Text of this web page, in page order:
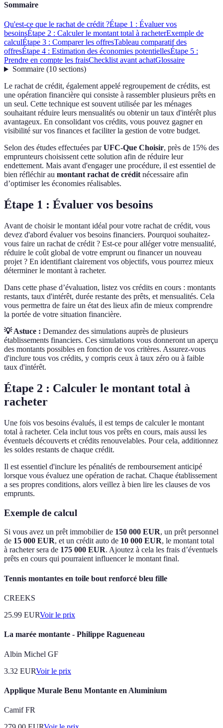
Sommaire
Qu'est-ce que le rachat de crédit ?Étape 1 : Évaluer vos
besoinsÉtape 2 : Calculer le montant total à racheterExemple de
calculÉtape 3 : Comparer les offresTableau comparatif des
offresÉtape 4 : Estimation des économies potentiellesÉtape 5 :
Prendre en compte les fraisChecklist avant achatGlossaire
Sommaire(10 sections)
Le rachat de crédit, également appelé regroupement de crédits, est
une opération financière qui consiste à rassembler plusieurs prêts en
un seul. Cette technique est souvent utilisée par les ménages
souhaitant réduire leurs mensualités ou obtenir un taux d'intérêt plus
avantageux. En consolidant vos crédits, vous pouvez gagner en
visibilité sur vos finances et faciliter la gestion de votre budget.
Selon des études effectuées parUFC-Que Choisir, près de 15% des
emprunteurs choisissent cette solution afin de réduire leur
endettement. Mais avant d'engager une procédure, il est essentiel de
bien réfléchir au montant rachat de créditnécessaire afin
d’optimiser les économies réalisables.
Étape 1 : Évaluer vos besoins
Avant de choisir le montant idéal pour votre rachat de crédit, vous
devez d'abord évaluer vos besoins financiers. Pourquoi souhaitez-
vous faire un rachat de crédit ? Est-ce pour alléger votre mensualité,
réduire le coût global de votre emprunt ou financer un nouveau
projet ? En identifiant clairement vos objectifs, vous pourrez mieux
déterminer le montant à racheter.
Dans cette phase d’évaluation, listez vos crédits en cours : montants
restants, taux d'intérêt, durée restante des prêts, et mensualités. Cela
vous permettra de faire un état des lieux afin de mieux comprendre
la portée de votre situation financière.
💡 Astuce : Demandez des simulations auprès de plusieurs
établissements financiers. Ces simulations vous donneront un aperçu
des montants possibles en fonction de vos critères. Assurez-vous
d'inclure tous vos crédits, y compris ceux à taux zéro ou à faible
taux d'intérêt.
Étape 2 : Calculer le montant total à
racheter
Une fois vos besoins évalués, il est temps de calculer le montant
total à racheter. Cela inclut tous vos prêts en cours, mais aussi les
éventuels découverts et crédits renouvelables. Pour cela, additionnez
les soldes restants de chaque crédit.
Il est essentiel d'inclure les pénalités de remboursement anticipé
lorsque vous évaluez une opération de rachat. Chaque établissement
a ses propres conditions, alors veillez à bien lire les clauses de vos
emprunts.
Exemple de calcul
Si vous avez un prêt immobilier de 150 000 EUR, un prêt personnel
de 15 000 EUR, et un crédit auto de 10 000 EUR, le montant total
à racheter sera de 175 000 EUR. Ajoutez à cela les frais d’éventuels
prêts en cours qui pourraient influencer le montant final.
Tennis montantes en toile bout renforcé bleu fille
CREEKS
25.99 EURVoir le prix
La marée montante - Philippe Ragueneau
Albin Michel GF
3.32 EURVoir le prix
Applique Murale Benu Montante en Aluminium
Camif FR